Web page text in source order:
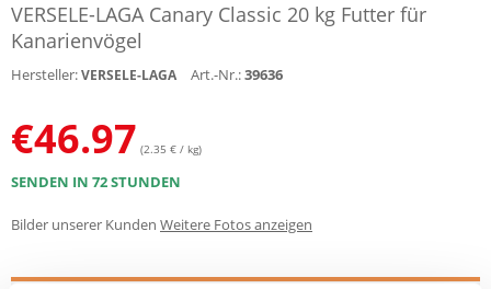
VERSELE-LAGA Canary Classic 20 kg Futter für
Kanarienvögel
Hersteller:VERSELE-LAGA Art.-Nr.:39636
€46.97 (2.35 € / kg)
SENDEN IN 72 STUNDEN
Bilder unserer Kunden Weitere Fotos anzeigen